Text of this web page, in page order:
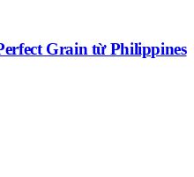
Grain từ Philippines